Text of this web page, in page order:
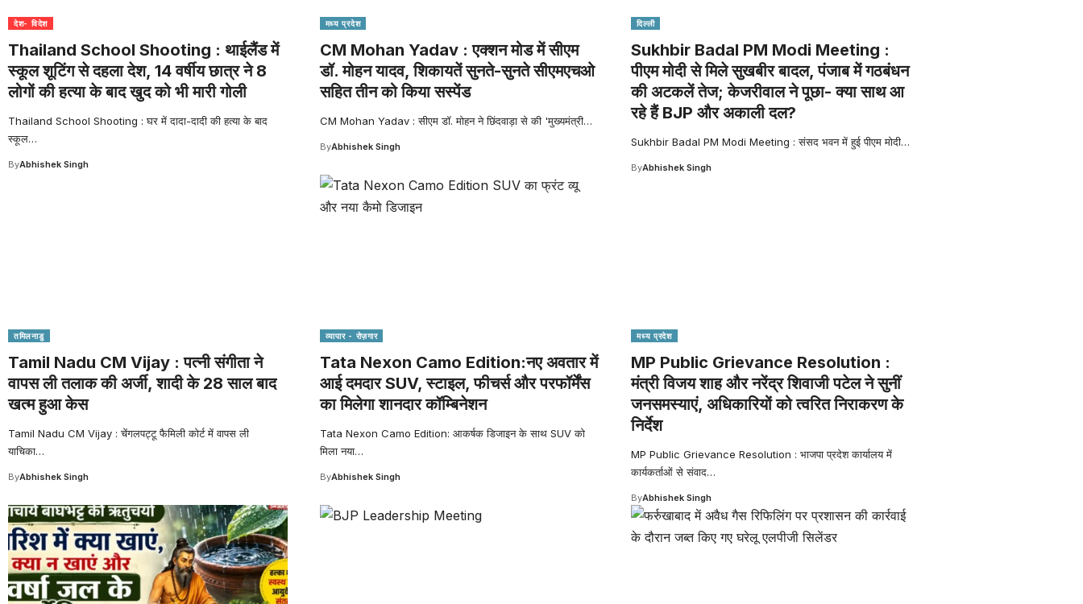
देश- विदेश
Thailand School Shooting : थाईलैंड में
स्कूल शूटिंग से दहला देश, 14 वर्षीय छात्र ने 8
लोगों की हत्या के बाद खुद को भी मारी गोली
Thailand School Shooting : घर में दादा-दादी की हत्या के बाद
स्कूल…
ByAbhishek Singh
मध्य प्रदेश
CM Mohan Yadav : एक्शन मोड में सीएम
डॉ. मोहन यादव, शिकायतें सुनते-सुनते सीएमएचओ
सहित तीन को किया सस्पेंड
CM Mohan Yadav : सीएम डॉ. मोहन ने छिंदवाड़ा से की 'मुख्यमंत्री…
ByAbhishek Singh
दिल्ली
Sukhbir Badal PM Modi Meeting :
पीएम मोदी से मिले सुखबीर बादल, पंजाब में गठबंधन
की अटकलें तेज; केजरीवाल ने पूछा- क्या साथ आ
रहे हैं BJP और अकाली दल?
Sukhbir Badal PM Modi Meeting : संसद भवन में हुई पीएम मोदी…
ByAbhishek Singh
तमिलनाडु
Tamil Nadu CM Vijay : पत्नी संगीता ने
वापस ली तलाक की अर्जी, शादी के 28 साल बाद
खत्म हुआ केस
Tamil Nadu CM Vijay : चेंगलपट्टू फैमिली कोर्ट में वापस ली
याचिका…
ByAbhishek Singh
व्यापार - रोज़गार
Tata Nexon Camo Edition:नए अवतार में
आई दमदार SUV, स्टाइल, फीचर्स और परफॉर्मेंस
का मिलेगा शानदार कॉम्बिनेशन
Tata Nexon Camo Edition: आकर्षक डिजाइन के साथ SUV को
मिला नया…
ByAbhishek Singh
मध्य प्रदेश
MP Public Grievance Resolution :
मंत्री विजय शाह और नरेंद्र शिवाजी पटेल ने सुनीं
जनसमस्याएं, अधिकारियों को त्वरित निराकरण के
निर्देश
MP Public Grievance Resolution : भाजपा प्रदेश कार्यालय में
कार्यकर्ताओं से संवाद…
ByAbhishek Singh